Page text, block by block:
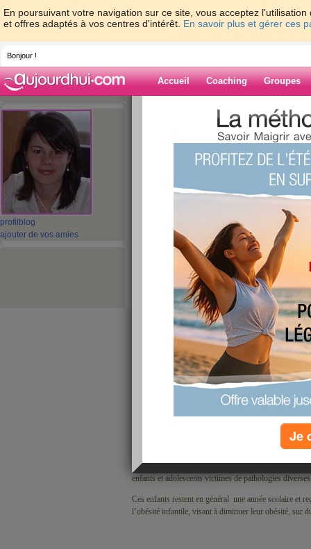
En poursuivant votre navigation sur ce site, vous acceptez
et offres adaptés à vos centres d'intérêt. En savoir plus et gérer ces
Bonjour !
Accueil Coaching Groupes
profil blog
ajouter de vos amies
> aureliebaudouin
Blog de
L'obésité infantile
Comme certaines le savent, je travaille à mi temps
enfants et adolescents victimes de pathologies
Ces enfants restent en général une année scolaire et
l’obésité infantile, visant à diminuer leur obésité, sur
Je